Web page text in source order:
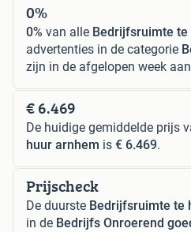
0%
0% van alle Bedrijfsruimte
advertenties in de categorie
zijn in de afgelopen week
€ 6.469
De huidige gemiddelde prijs
huur arnhem is € 6.469.
Prijscheck
De duurste Bedrijfsruimte te
in de Bedrijfs Onroerend